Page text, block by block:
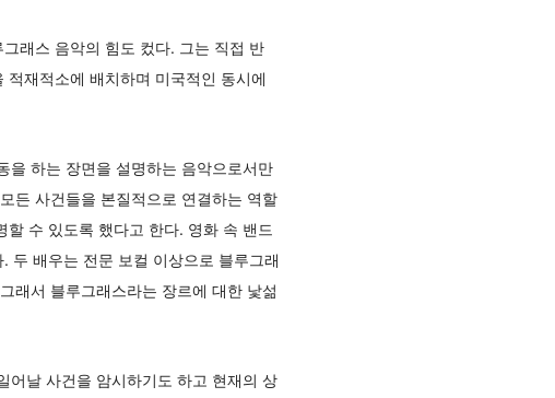
래스 음악의 힘도 컸다. 그는 직접 반
재적소에 배치하며 미국적인 동시에
을 하는 장면을 설명하는 음악으로서만
든 사건들을 본질적으로 연결하는 역할
수 있도록 했다고 한다. 영화 속 밴드
두 배우는 전문 보컬 이상으로 블루그래
래서 블루그래스라는 장르에 대한 낯섦
어날 사건을 암시하기도 하고 현재의 상